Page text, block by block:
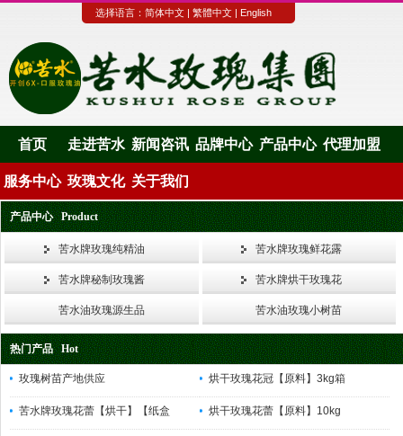
选择语言： 简体中文 | 繁體中文 | English
首页 走进苦水 新闻咨讯 品牌中心 产品中心 代理加盟
服务中心 玫瑰文化 关于我们
产品中心 Product
苦水牌玫瑰纯精油 苦水牌玫瑰鲜花露
苦水牌秘制玫瑰酱 苦水牌烘干玫瑰花
苦水油玫瑰源生品 苦水油玫瑰小树苗
热门产品 Hot
玫瑰树苗产地供应 烘干玫瑰花冠【原料】3kg箱
苦水牌玫瑰花蕾【烘干】【纸盒 烘干玫瑰花蕾【原料】10kg